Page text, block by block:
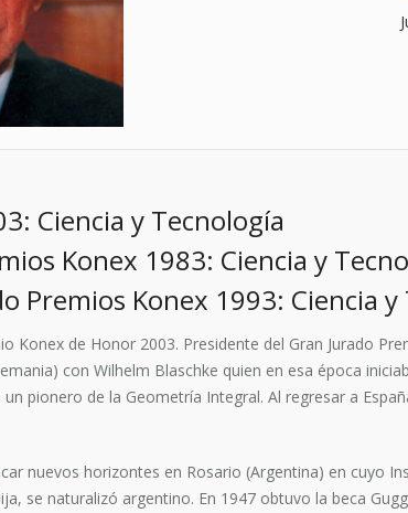
Ciencia y Tecnología
Konex 1983: Ciencia y
Premios Konex 1993: Ciencia
Konex de Honor 2003. Presidente del Gran Jurado
con Wilhelm Blaschke quien en esa época
pionero de la Geometría Integral. Al regresar a
nuevos horizontes en Rosario (Argentina) en cuyo
se naturalizó argentino. En 1947 obtuvo la beca